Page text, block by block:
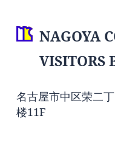
NAGOYA
VISITORS
名古屋市中区荣二
楼11F